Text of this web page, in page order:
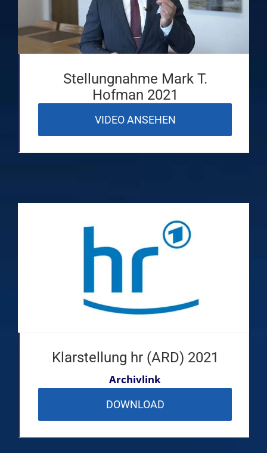
Stellungnahme Mark T.
Hofman 2021
VIDEO ANSEHEN
Klarstellung hr (ARD) 2021
Archivlink
DOWNLOAD